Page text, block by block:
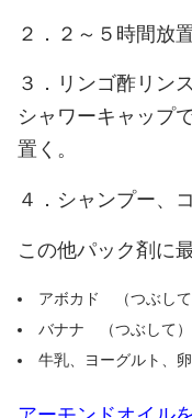
２．２～５時間放
３．リンゴ酢リン
シャワーキャップ
置く。
４．シャンプー、
この他パック剤に
アボカド （つぶし
バナナ （つぶし
牛乳、ヨーグルト、